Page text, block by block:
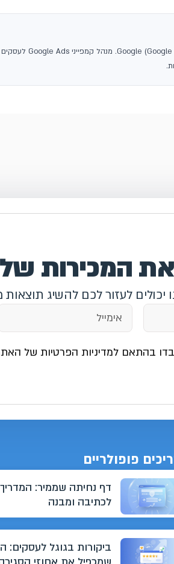
, סוכנות פרסום בגוגל ושותפה רשמית של Google (Google Partner). מנהל קמפייני Google Ads לעסקים
את המכירות
יכולים לעזור לכם להשיג
בהתאם למדיניות הפרטיות של
פופולריים
דף נחיתה שממיר:
לכתיבה ומבנה
ביקורות בגוגל לעסקים: